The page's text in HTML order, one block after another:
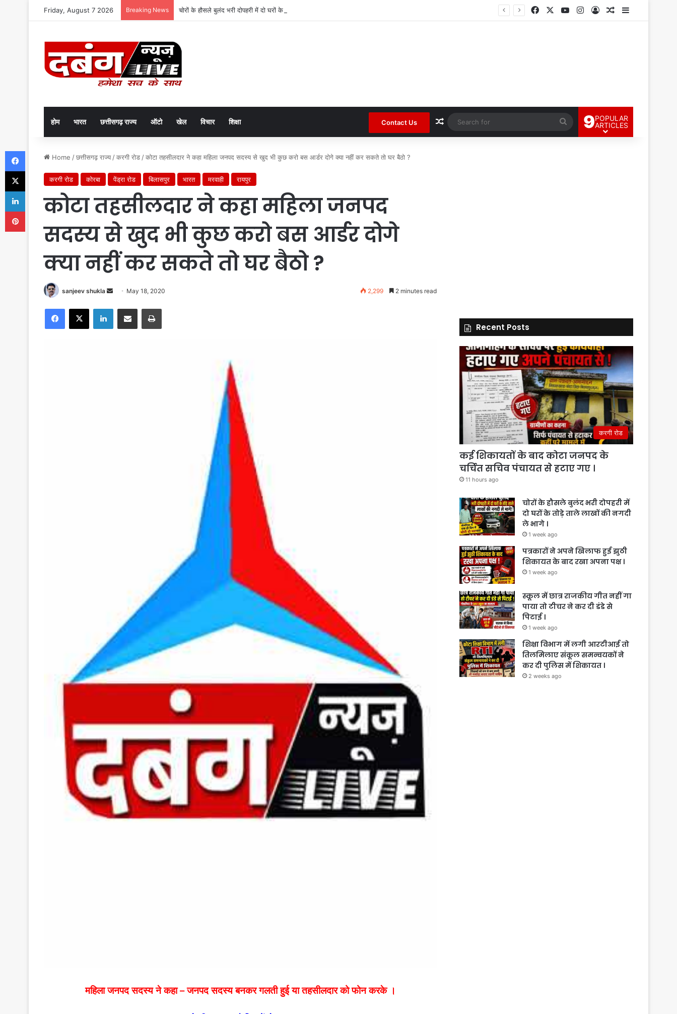
Friday, August 7 2026 Breaking News चोरों के हौसले बुलंद भरी दोपहरी में दो घरों के तोड़े ताले लाखों की नगदी ले भागे । FacebookYouTubeInstagram
Log InRandom Article
Sidebar
होम भारत छत्तीसगढ़ राज्य ऑटो खेल विचार शिक्षा Contact Us Random Article
Search
for
9POPULAR
ARTICLES
Home /छत्तीसगढ़ राज्य /करगी रोड /कोटा तहसीलदार ने कहा महिला जनपद सदस्य से खुद भी कुछ करो बस आर्डर दोगे क्या नहीं कर सकते तो घर बैठो ?
करगी रोड कोरबा पेंड्रा रोड बिलासपुर भारत मरवाही रायपुर
कोटा तहसीलदार ने कहा महिला जनपद
सदस्य से खुद भी कुछ करो बस आर्डर दोगे
क्या नहीं कर सकते तो घर बैठो ?
sanjeev shukla
Send
email
May 18, 2020 2,299 2 minutes read
Facebook
X LinkedInShare via Email Print
महिला जनपद सदस्य ने कहा – जनपद सदस्य बनकर गलती हुई या तहसीलदार को फोन करके ।
Recent Posts
करगी रोड
कई शिकायतों के बाद कोटा जनपद के
चर्चित सचिव पंचायत से हटाए गए ।
11 hours ago
चोरों के हौसले बुलंद भरी दोपहरी में
दो घरों के तोड़े ताले लाखों की नगदी
ले भागे ।
1 week ago
पत्रकारों ने अपने खिलाफ हुई झुठी
शिकायत के बाद रखा अपना पक्ष ।
1 week ago
स्कूल में छात्र राजकीय गीत नहीं गा
पाया तो टीचर ने कर दी डंडे से
पिटाई ।
1 week ago
शिक्षा विभाग में लगी आरटीआई तो
तिलमिलाए संकूल समन्वयकों ने
कर दी पुलिस में शिकायत ।
2 weeks ago
Facebook
X
LinkedIn
Pinterest